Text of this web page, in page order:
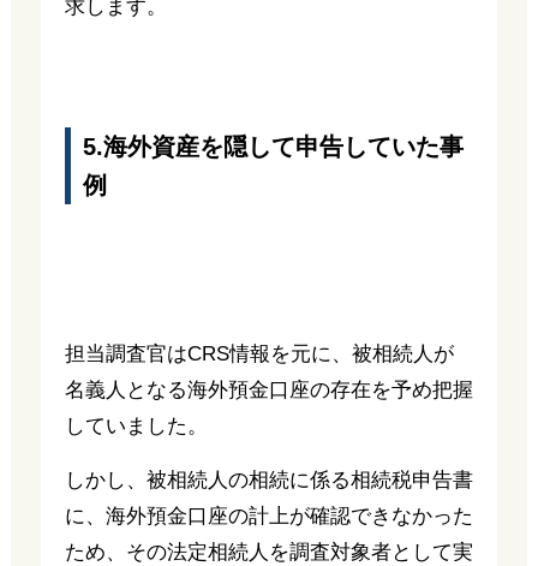
求します。
5.海外資産を隠して申告していた事
例
担当調査官はCRS情報を元に、被相続人が
名義人となる海外預金口座の存在を予め把握
していました。
しかし、被相続人の相続に係る相続税申告書
に、海外預金口座の計上が確認できなかった
ため、その法定相続人を調査対象者として実